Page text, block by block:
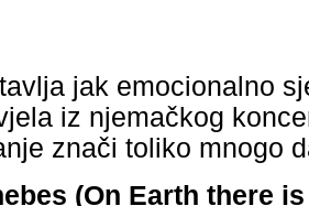
jak emocionalno
iz njemačkog
znači toliko mnogo
(On Earth there